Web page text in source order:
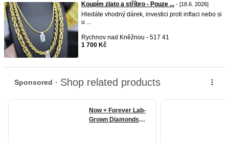
Koupím zlato a stříbro - Pouze ... - [18.6. 2026]
Hledáte vhodný dárek, investici proti inflaci nebo si
u ...
Rychnov nad Kněžnou - 517 41
1 700 Kč